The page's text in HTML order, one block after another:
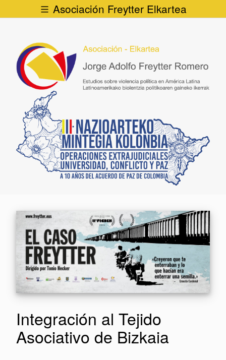
Asociación Freytter Elkartea
Integración al Tejido
Asociativo de Bizkaia